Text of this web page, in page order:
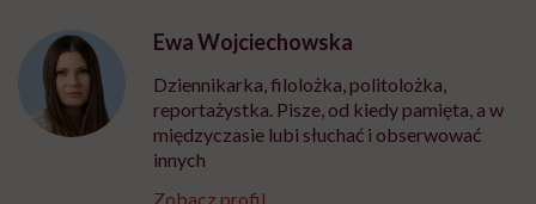
Ewa Wojciechowska
Dziennikarka, filolożka, politolożka,
reportażystka. Pisze, od kiedy pamięta, a w
międzyczasie lubi słuchać i obserwować
innych
Zobacz profil